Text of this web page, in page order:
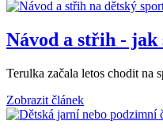
Návod a střih - jak
Terulka začala letos chodit na
Zobrazit článek